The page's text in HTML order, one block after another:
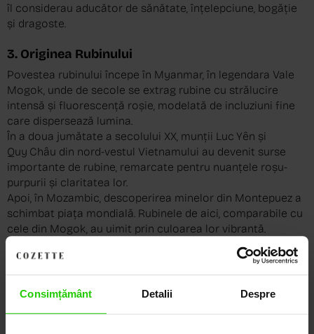
Consimțământ Detalii Despre
îl considerau aducător de sănătate, înțelepciune, bogăție
și dragoste.
3. Originea Rubinului
Povestea rubinului începe în Myanmar, în legendara Vale
Mogok, unde de secole se extrag rubine cu strălucire
intensă și fluorescență roșie, modelată de incluziuni fine
care dispersează lumina.
În a doua jumătate a secolului XX, munții Luc Yên și
Quy Châu din nord-vestul Vietnamului au devenit surse
importante de rubine, remarcate pentru nuanțele roșu-
purpurii și claritatea lor.
Apoi, în Mozambic, descoperirea minelor din Montepuez a
schimbat piața mondială. Rubinele de aici, comparabile cu
cele din Mogok, au uimit prin culoarea lor vibrantă.
Astăzi, rubinul se găsește și în Thailanda, Cambodgia,
Afganistan, Pakistan, Sri Lanka, Kenya, Tanzania și
Madagascar .
4. Caracteristicile rubinului